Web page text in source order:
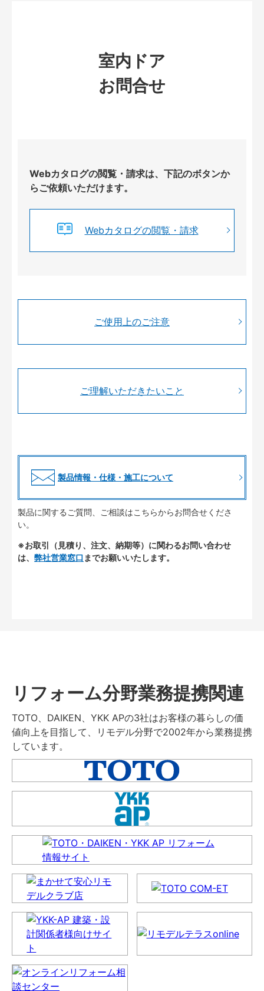
室内ドア
お問合せ
Webカタログの閲覧・請求は、下記のボタンか
らご依頼いただけます。
Webカタログの閲覧・請求
ご使用上のご注意
ご理解いただきたいこと
製品情報・仕様・施工について
製品に関するご質問、ご相談はこちらからお問合せくださ
い。
※お取引（見積り、注文、納期等）に関わるお問い合わせ
は、 弊社営業窓口 までお願いいたします。
リフォーム分野業務提携関連
TOTO、DAIKEN、YKK APの3社はお客様の暮らしの価
値向上を目指して、リモデル分野で2002年から業務提携
しています。